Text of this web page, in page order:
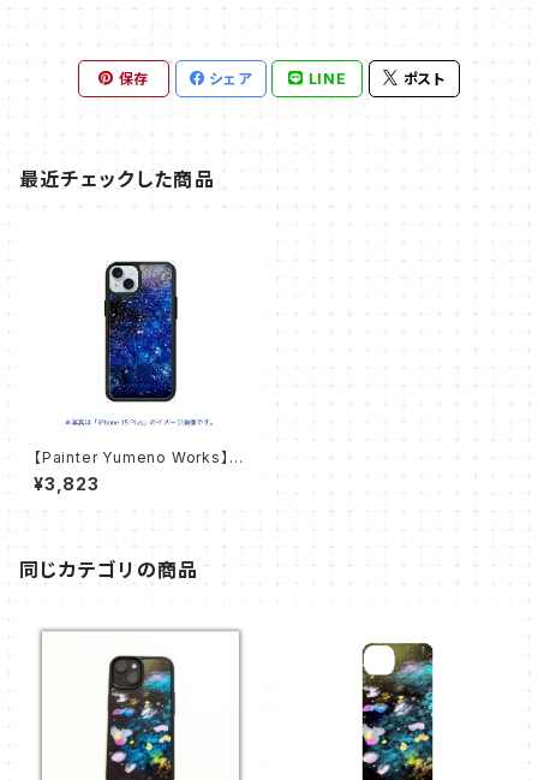
保存 シェア LINE ポスト
最近チェックした商品
【Painter Yumeno Works】永
劫の定め スマホケース【iPhon
e用ラバーケース】
¥3,823
同じカテゴリの商品